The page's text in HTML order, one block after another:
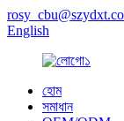
English
হোম
সমাধান